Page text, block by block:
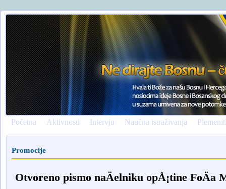
Početna Aktivnosti Intervju Naučna istraživanja
Promocije
Otvoreno pismo naÄelniku opÅ¡tine